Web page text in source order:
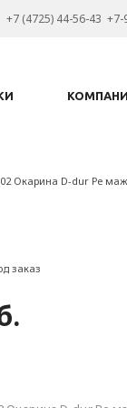
+7 (4725) 44-56-43
Окарина D-dur Ре
заказ